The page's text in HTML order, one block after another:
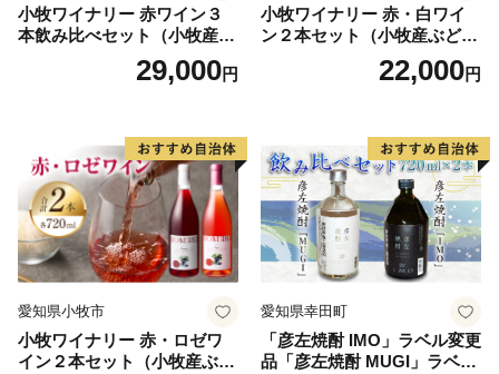
小牧ワイナリー 赤ワイン３
本飲み比べセット（小牧産ぶ
どう100％使用）29,000円
小牧ワイナリー 赤・白ワイ
ン２本セット（小牧産ぶどう
22,000円
愛知県小牧市
小牧ワイナリー 赤・ロゼワ
イン２本セット（小牧産ぶど
愛知県幸田町
「彦左焼酎 IMO」ラベル変更
品「彦左焼酎 MUGI」ラベル